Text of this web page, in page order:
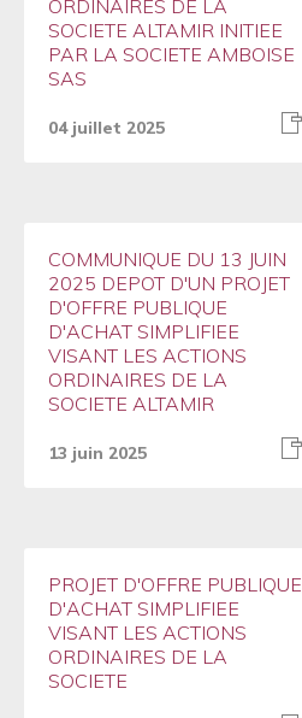
ORDINAIRES DE LA
SOCIETE ALTAMIR INITIEE
PAR LA SOCIETE AMBOISE
SAS
04 juillet 2025
COMMUNIQUE DU 13 JUIN
2025 DEPOT D'UN PROJET
D'OFFRE PUBLIQUE
D'ACHAT SIMPLIFIEE
VISANT LES ACTIONS
ORDINAIRES DE LA
SOCIETE ALTAMIR
13 juin 2025
PROJET D'OFFRE PUBLIQUE
D'ACHAT SIMPLIFIEE
VISANT LES ACTIONS
ORDINAIRES DE LA
SOCIETE